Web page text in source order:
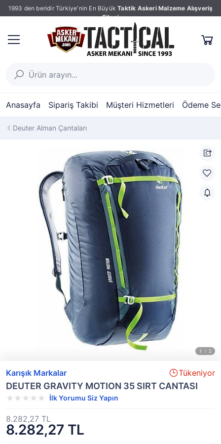
1993 den beridir Türkiye'nin En Büyük Taktik Askeri Malzeme Alışveriş
Sitesi
Anasayfa Sipariş Takibi Müşteri Hizmetleri Ödeme
Deuter Alman Çantaları
Karışık Markalar Tükeniyor
DEUTER GRAVITY MOTION 35 SIRT CANTASI
İlk Yorumu Siz Yapın
8.282,27 TL
8.282,27 TL